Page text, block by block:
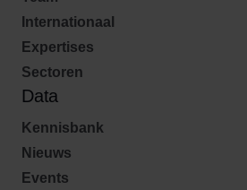
Internationaal
Expertises
Sectoren
Data
Kennisbank
Nieuws
Events